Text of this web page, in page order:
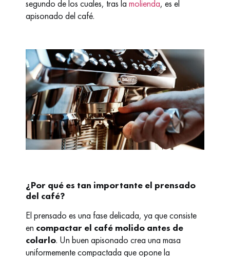
segundo de los cuales, tras lamolienda, es el
apisonado del café.
¿Por qué es tan importante el prensado
del café?
El prensado es una fase delicada, ya que consiste
en compactar el café molido antes de
colarlo. Un buen apisonado crea una masa
uniformemente compactada que opone la